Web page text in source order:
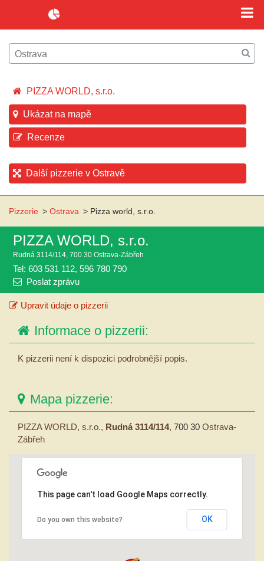
PIZZA WORLD, s.r.o.
Ukázat na mapě
Recenze
Další pizzerie v Ostravě
Pizzerie > Ostrava > Pizza world, s.r.o.
PIZZA WORLD, s.r.o.
Rudná 3114/114, 700 30 Ostrava-Zábřeh
Tel: 603 531 112, 596 780 790
Poslat zprávu
Upravit údaje o pizzerii
Informace o pizzerii:
K pizzerii není k dispozici podrobnější popis.
Mapa pizzerie:
PIZZA WORLD, s.r.o., Rudná 3114/114, 700 30 Ostrava-
Zábřeh
This page can't load Google Maps correctly.
Do you own this website? OK